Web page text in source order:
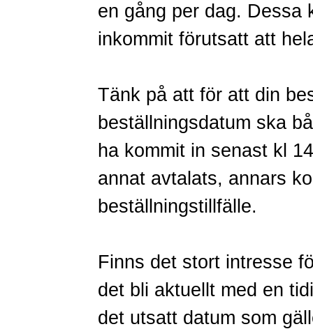
en gång per dag. Dessa
inkommit förutsatt att
Tänk på att för att din
beställningsdatum ska
ha kommit in senast kl
annat avtalats, annars
beställningstillfälle.
Finns det stort intresse
det bli aktuellt med en
det utsatt datum som